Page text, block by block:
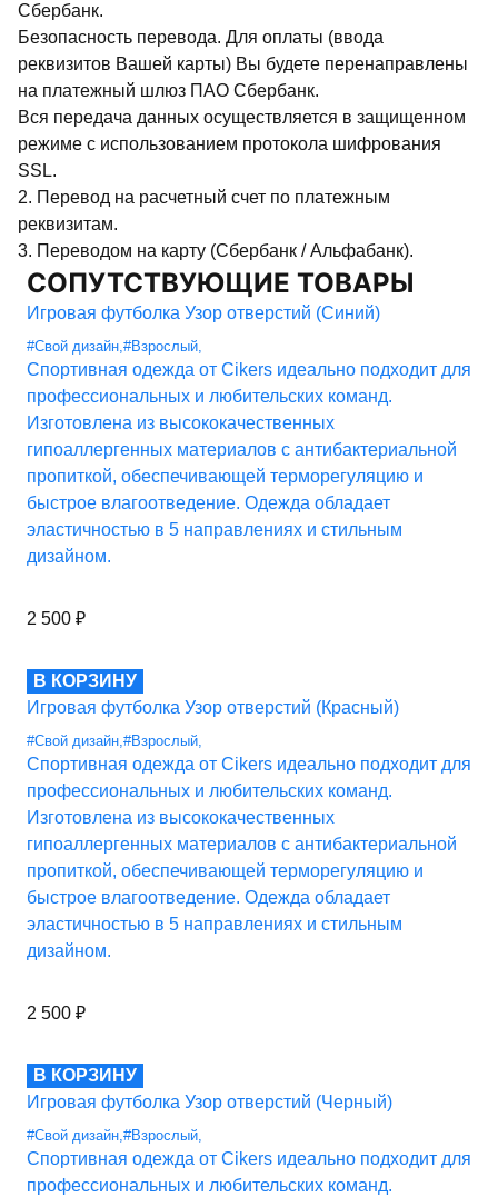
Сбербанк.
Безопасность перевода. Для оплаты (ввода
реквизитов Вашей карты) Вы будете перенаправлены
на платежный шлюз ПАО Сбербанк.
Вся передача данных осуществляется в защищенном
режиме с использованием протокола шифрования
SSL.
2. Перевод на расчетный счет по платежным
реквизитам.
3. Переводом на карту (Сбербанк / Альфабанк).
СОПУТСТВУЮЩИЕ ТОВАРЫ
Игровая футболка Узор отверстий (Синий)
#Свой дизайн,#Взрослый,
Спортивная одежда от Cikers идеально подходит для
профессиональных и любительских команд.
Изготовлена из высококачественных
гипоаллергенных материалов с антибактериальной
пропиткой, обеспечивающей терморегуляцию и
быстрое влагоотведение. Одежда обладает
эластичностью в 5 направлениях и стильным
дизайном.
2 500 ₽
В КОРЗИНУ
Игровая футболка Узор отверстий (Красный)
#Свой дизайн,#Взрослый,
Спортивная одежда от Cikers идеально подходит для
профессиональных и любительских команд.
Изготовлена из высококачественных
гипоаллергенных материалов с антибактериальной
пропиткой, обеспечивающей терморегуляцию и
быстрое влагоотведение. Одежда обладает
эластичностью в 5 направлениях и стильным
дизайном.
2 500 ₽
В КОРЗИНУ
Игровая футболка Узор отверстий (Черный)
#Свой дизайн,#Взрослый,
Спортивная одежда от Cikers идеально подходит для
профессиональных и любительских команд.